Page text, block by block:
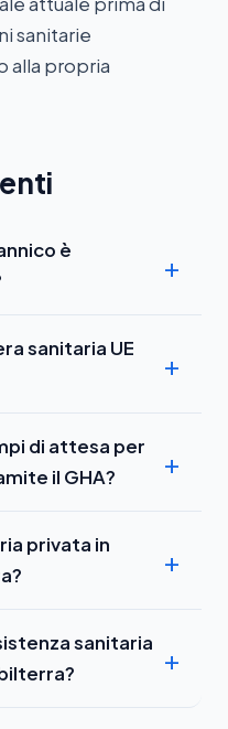
sanitarie
alla propria
è
sanitaria UE
di attesa per
il GHA?
privata in
sanitaria